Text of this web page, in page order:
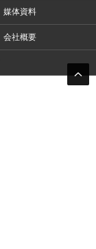
媒体資料
会社概要